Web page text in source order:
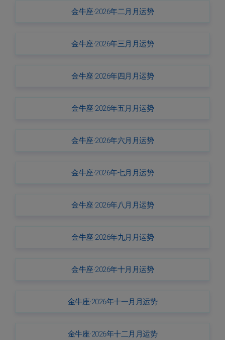
金牛座·2026年二月月运势
金牛座·2026年三月月运势
金牛座·2026年四月月运势
金牛座·2026年五月月运势
金牛座·2026年六月月运势
金牛座·2026年七月月运势
金牛座·2026年八月月运势
金牛座·2026年九月月运势
金牛座·2026年十月月运势
金牛座·2026年十一月月运势
金牛座·2026年十二月月运势